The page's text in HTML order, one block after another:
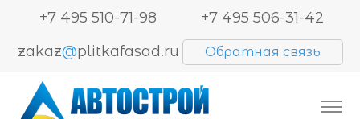
+7 495 510-71-98
+7 495 506-31-42
zakaz@plitkafasad.ru Обратная связь